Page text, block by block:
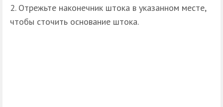
Отрежьте наконечник штока в указанном месте,
чтобы сточить основание штока.